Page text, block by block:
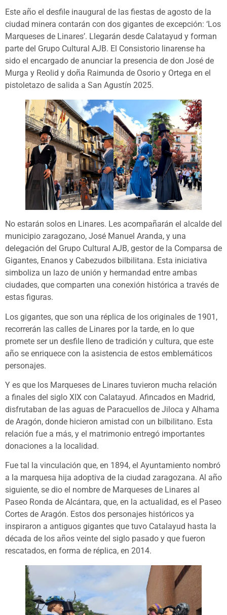
Este año el desfile inaugural de las fiestas de agosto de la
ciudad minera contarán con dos gigantes de excepción: ‘Los
Marqueses de Linares’. Llegarán desde Calatayud y forman
parte del Grupo Cultural AJB. El Consistorio linarense ha
sido el encargado de anunciar la presencia de don José de
Murga y Reolid y doña Raimunda de Osorio y Ortega en el
pistoletazo de salida a San Agustín 2025.
No estarán solos en Linares. Les acompañarán el alcalde del
municipio zaragozano, José Manuel Aranda, y una
delegación del Grupo Cultural AJB, gestor de la Comparsa de
Gigantes, Enanos y Cabezudos bilbilitana. Esta iniciativa
simboliza un lazo de unión y hermandad entre ambas
ciudades, que comparten una conexión histórica a través de
estas figuras.
Los gigantes, que son una réplica de los originales de 1901,
recorrerán las calles de Linares por la tarde, en lo que
promete ser un desfile lleno de tradición y cultura, que este
año se enriquece con la asistencia de estos emblemáticos
personajes.
Y es que los Marqueses de Linares tuvieron mucha relación
a finales del siglo XIX con Calatayud. Afincados en Madrid,
disfrutaban de las aguas de Paracuellos de Jiloca y Alhama
de Aragón, donde hicieron amistad con un bilbilitano. Esta
relación fue a más, y el matrimonio entregó importantes
donaciones a la localidad.
Fue tal la vinculación que, en 1894, el Ayuntamiento nombró
a la marquesa hija adoptiva de la ciudad zaragozana. Al año
siguiente, se dio el nombre de Marqueses de Linares al
Paseo Ronda de Alcántara, que, en la actualidad, es el Paseo
Cortes de Aragón. Estos dos personajes históricos ya
inspiraron a antiguos gigantes que tuvo Catalayud hasta la
década de los años veinte del siglo pasado y que fueron
rescatados, en forma de réplica, en 2014.